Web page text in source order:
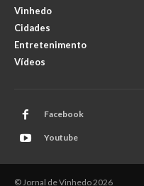
Vinhedo
Cidades
Entretenimento
Vídeos
Facebook
Youtube
© Jornal de Vinhedo 2026